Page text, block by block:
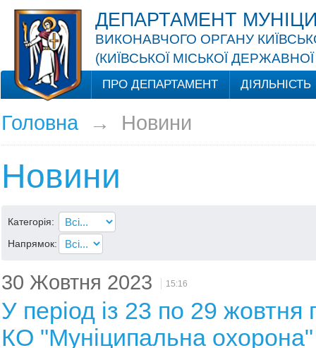
ДЕПАРТАМЕНТ
ВИКОНАВЧОГО ОРГАНУ
(КИЇВСЬКОЇ МІСЬКОЇ ДЕРЖАВНОЇ
ПРО ДЕПАРТАМЕНТ ДІЯЛЬНІСТЬ
Головна→ Новини
Новини
Категорія:
Напрямок:
30 Жовтня 2023 15:16
У період із 23 по 29 жовтня
КО "Муніципальна